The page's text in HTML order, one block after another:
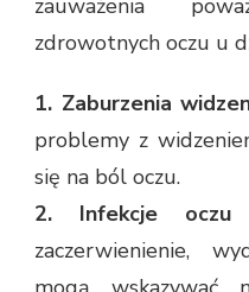
zdrowotnych oczu u
1. Zaburzenia
problemy z
się na ból oczu.
2. Infekcje oczu
zaczerwienienie,